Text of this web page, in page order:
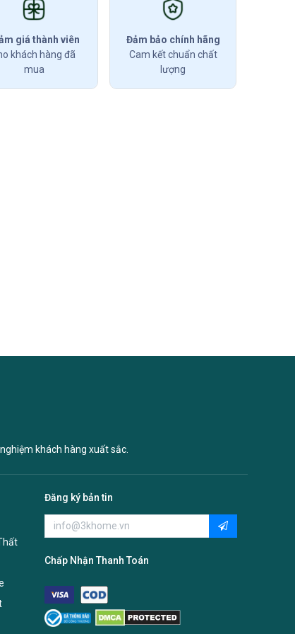
giá thành viên
khách hàng đã
mua
Đảm bảo chính hãng
Cam kết chuẩn chất
lượng
khách hàng xuất sắc.
Đăng ký bản tin
Chấp Nhận Thanh Toán